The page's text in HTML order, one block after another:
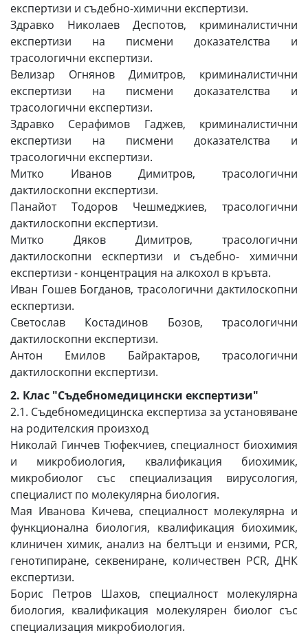
експертизи и съдебно-химични експертизи.
Здравко Николаев Деспотов, криминалистични
експертизи на писмени доказателства и
трасологични експертизи.
Велизар Огнянов Димитров, криминалистични
експертизи на писмени доказателства и
трасологични експертизи.
Здравко Серафимов Гаджев, криминалистични
експертизи на писмени доказателства и
трасологични експертизи.
Митко Иванов Димитров, трасологични
дактилоскопни експертизи.
Панайот Тодоров Чешмеджиев, трасологични
дактилоскопни експертизи.
Митко Дяков Димитров, трасологични
дактилоскопни ескпертизи и съдебно- химични
експертизи - концентрация на алкохол в кръвта.
Иван Гошев Богданов, трасологични дактилоскопни
ескпертизи.
Светослав Костадинов Бозов, трасологични
дактилоскопни експертизи.
Антон Емилов Байрактаров, трасологични
дактилоскопни експертизи.
2. Клас "Съдебномедицински експертизи"
2.1. Съдебномедицинска експертиза за установяване
на родителския произход
Николай Гинчев Тюфекчиев, специалност биохимия
и микробиология, квалификация биохимик,
микробиолог със специализация вирусология,
специалист по молекулярна биология.
Мая Иванова Кичева, специалност молекулярна и
функционална биология, квалификация биохимик,
клиничен химик, анализ на белтъци и ензими, PCR,
генотипиране, секвениране, количествен PCR, ДНК
експертизи.
Борис Петров Шахов, специалност молекулярна
биология, квалификация молекулярен биолог със
специализация микробиология.